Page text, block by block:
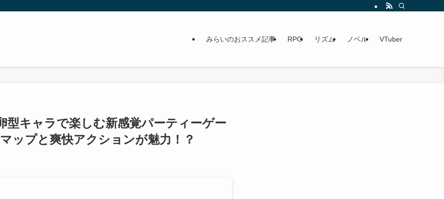
みらいのおススメ記事 RPG リズム ノベル VTuber
型キャラで楽しむ新感覚パーティーゲー
ップと爽快アクションが魅力！？